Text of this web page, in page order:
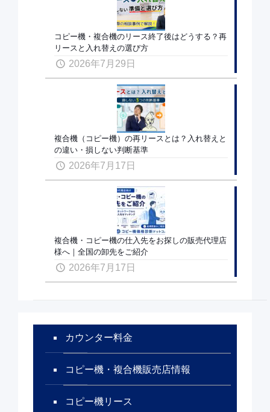
コピー機・複合機のリース終了後はどうする？再
リースと入れ替えの選び方
2026年7月29日
複合機（コピー機）の再リースとは？入れ替えと
の違い・損しない判断基準
2026年7月17日
複合機・コピー機の仕入先をお探しの販売代理店
様へ｜全国の卸先をご紹介
2026年7月17日
カウンター料金
コピー機・複合機販売店情報
コピー機リース